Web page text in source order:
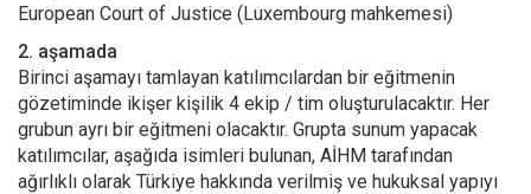
European Court of Justice (Luxembourg mahkemesi)
2. aşamada
Birinci aşamayı tamlayan katılımcılardan bir eğitmenin
gözetiminde ikişer kişilik 4 ekip / tim oluşturulacaktır. Her
grubun ayrı bir eğitmeni olacaktır. Grupta sunum yapacak
katılımcılar, aşağıda isimleri bulunan, AİHM tarafından
ağırlıklı olarak Türkiye hakkında verilmiş ve hukuksal yapıyı